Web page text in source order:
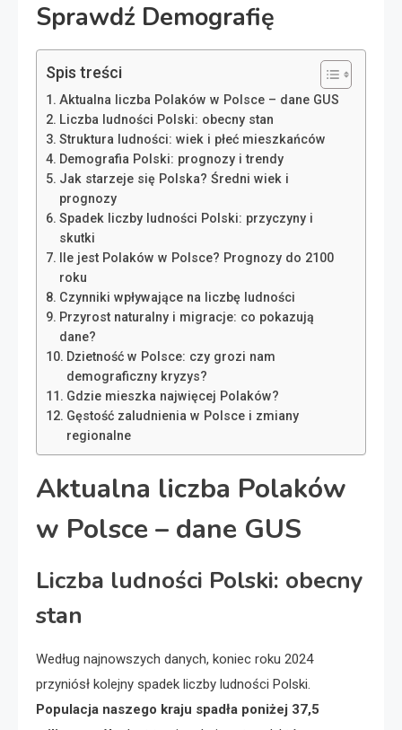
Sprawdź Demografię
Spis treści
Aktualna liczba Polaków w Polsce – dane GUS
Liczba ludności Polski: obecny stan
Struktura ludności: wiek i płeć mieszkańców
Demografia Polski: prognozy i trendy
Jak starzeje się Polska? Średni wiek i
prognozy
Spadek liczby ludności Polski: przyczyny i
skutki
Ile jest Polaków w Polsce? Prognozy do 2100
roku
Czynniki wpływające na liczbę ludności
Przyrost naturalny i migracje: co pokazują
dane?
Dzietność w Polsce: czy grozi nam
demograficzny kryzys?
Gdzie mieszka najwięcej Polaków?
Gęstość zaludnienia w Polsce i zmiany
regionalne
Aktualna liczba Polaków
w Polsce – dane GUS
Liczba ludności Polski: obecny
stan
Według najnowszych danych, koniec roku 2024
przyniósł kolejny spadek liczby ludności Polski.
Populacja naszego kraju spadła poniżej 37,5